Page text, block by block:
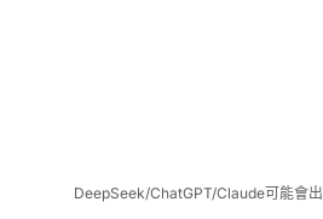
DeepSeek/ChatGPT/Claude可能會